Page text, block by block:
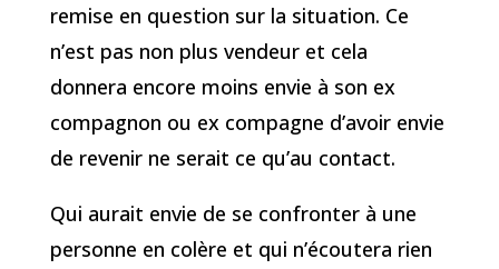
remise en question sur la situation. Ce
n’est pas non plus vendeur et cela
donnera encore moins envie à son ex
compagnon ou ex compagne d’avoir envie
de revenir ne serait ce qu’au contact.
Qui aurait envie de se confronter à une
personne en colère et qui n’écoutera rien